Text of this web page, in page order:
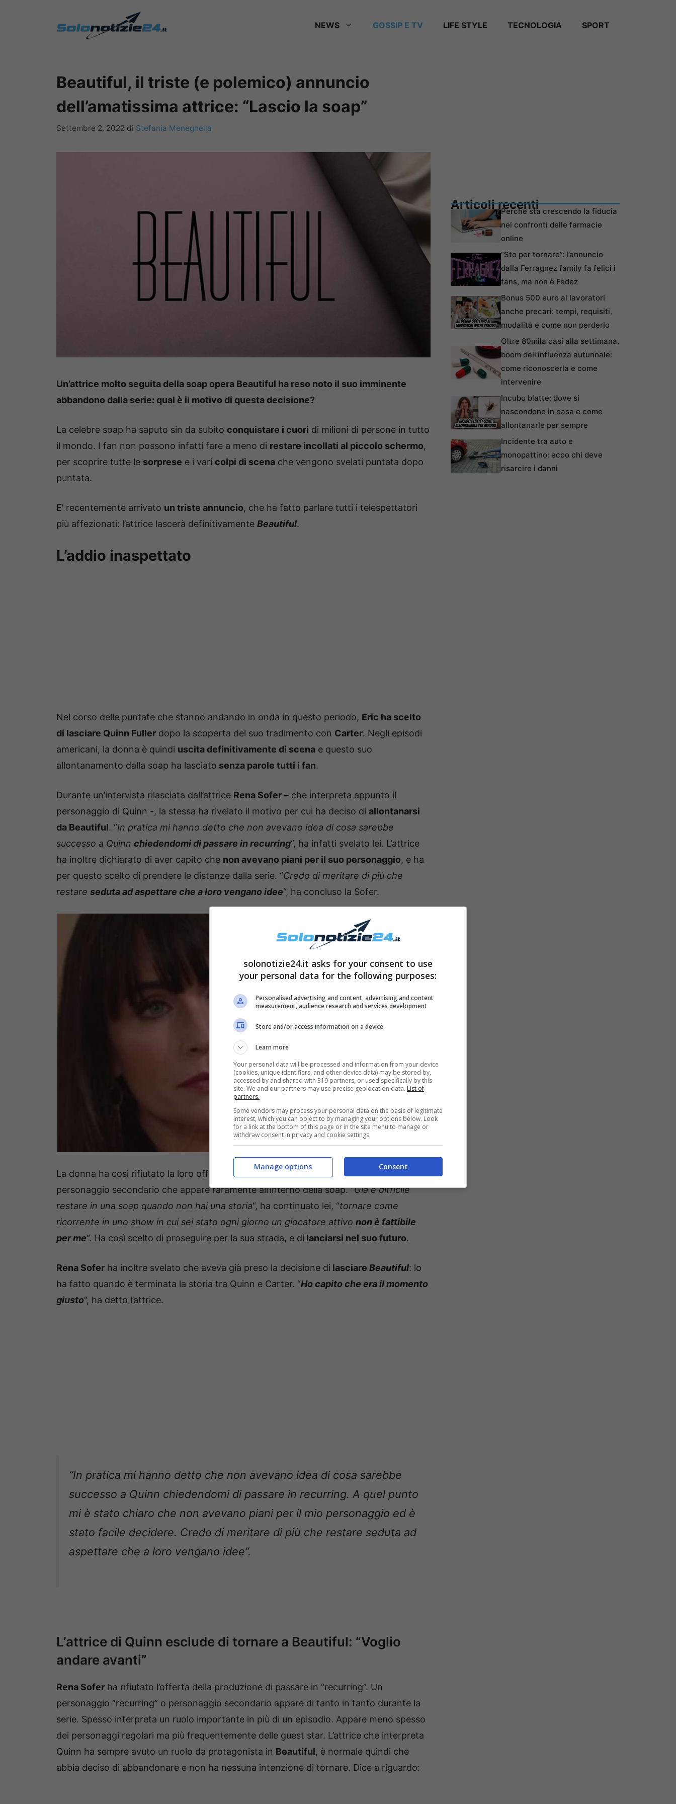
NEWS GOSSIP E TV LIFE STYLE TECNOLOGIA SPORT
Beautiful, il triste (e polemico) annuncio
dell’amatissima attrice: “Lascio la soap”
Settembre 2, 2022 di Stefania Meneghella
Un’attrice molto seguita della soap opera Beautiful ha reso noto il suo imminente
abbandono dalla serie: qual è il motivo di questa decisione?
La celebre soap ha saputo sin da subito conquistare i cuori di milioni di persone in tutto
il mondo. I fan non possono infatti fare a meno di restare incollati al piccolo schermo,
per scoprire tutte le sorprese e i vari colpi di scena che vengono svelati puntata dopo
puntata.
E’ recentemente arrivato un triste annuncio, che ha fatto parlare tutti i telespettatori
più affezionati: l’attrice lascerà definitivamente Beautiful.
L’addio inaspettato
Nel corso delle puntate che stanno andando in onda in questo periodo, Eric ha scelto
di lasciare Quinn Fuller dopo la scoperta del suo tradimento con Carter. Negli episodi
americani, la donna è quindi uscita definitivamente di scena e questo suo
allontanamento dalla soap ha lasciato senza parole tutti i fan.
Durante un’intervista rilasciata dall’attrice Rena Sofer – che interpreta appunto il
personaggio di Quinn -, la stessa ha rivelato il motivo per cui ha deciso di allontanarsi
da Beautiful. “In pratica mi hanno detto che non avevano idea di cosa sarebbe
successo a Quinn chiedendomi di passare in recurring“, ha infatti svelato lei. L’attrice
ha inoltre dichiarato di aver capito che non avevano piani per il suo personaggio, e ha
per questo scelto di prendere le distanze dalla serie. “Credo di meritare di più che
restare seduta ad aspettare che a loro vengano idee“, ha concluso la Sofer.
La donna ha così rifiutato la loro offerta di passare in recurring
, ossia di interpretare un
personaggio secondario che appare raramente all’interno della soap. “Già è difficile
restare in una soap quando non hai una storia“, ha continuato lei, “tornare come
ricorrente in uno show in cui sei stato ogni giorno un giocatore attivo non è fattibile
per me“. Ha così scelto di proseguire per la sua strada, e di lanciarsi nel suo futuro.
Rena Sofer ha inoltre svelato che aveva già preso la decisione di lasciare Beautiful: lo
ha fatto quando è terminata la storia tra Quinn e Carter. “Ho capito che era il momento
giusto“, ha detto l’attrice.
“In pratica mi hanno detto che non avevano idea di cosa sarebbe
successo a Quinn chiedendomi di passare in recurring. A quel punto
mi è stato chiaro che non avevano piani per il mio personaggio ed è
stato facile decidere. Credo di meritare di più che restare seduta ad
aspettare che a loro vengano idee”.
L’attrice di Quinn esclude di tornare a Beautiful: “Voglio
andare avanti”
Rena Sofer ha rifiutato l’offerta della produzione di passare in “recurring”. Un
personaggio “recurring” o personaggio secondario appare di tanto in tanto durante la
serie. Spesso interpreta un ruolo importante in più di un episodio. Appare meno spesso
dei personaggi regolari ma più frequentemente delle guest star. L’attrice che interpreta
Quinn ha sempre avuto un ruolo da protagonista in Beautiful, è normale quindi che
abbia deciso di abbandonare e non ha nessuna intenzione di tornare. Dice a riguardo:
Articoli recentiPerché sta crescendo la fiducia
nei confronti delle farmacie
online
“Sto per tornare”: l’annuncio
dalla Ferragnez family fa felici i
fans, ma non è Fedez
Bonus 500 euro ai lavoratori
anche precari: tempi, requisiti,
modalità e come non perderlo
Oltre 80mila casi alla settimana,
boom dell’influenza autunnale:
come riconoscerla e come
intervenire
Incubo blatte: dove si
nascondono in casa e come
allontanarle per sempre
Incidente tra auto e
monopattino: ecco chi deve
risarcire i danni
solonotizie24.it asks for your consent to use
your personal data for the following purposes:
Personalised advertising and content, advertising and content
measurement, audience research and services development
Store and/or access information on a device
Learn more
Your personal data will be processed and information from your device
(cookies, unique identifiers, and other device data) may be stored by,
accessed by and shared with 319 partners, or used specifically by this
site. We and our partners may use precise geolocation data. List of
partners.
Some vendors may process your personal data on the basis of legitimate
interest, which you can object to by managing your options below. Look
for a link at the bottom of this page or in the site menu to manage or
withdraw consent in privacy and cookie settings.
Consent
Manage options